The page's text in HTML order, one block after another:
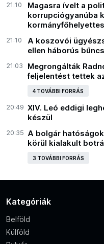
21:10
Magasra ívelt a
korrupciógyanúba
21:10
A koszovói
ellen háborús
21:03
Megrongálták
feljelentést tettek
4 TOVÁBBI FORRÁS
20:49 XIV. Leó eddigi
készül
20:35 A bolgár
körül kialakult
3 TOVÁBBI FORRÁS
Kategóriák
Belföld
Külföld